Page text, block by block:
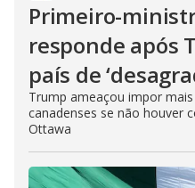
Primeiro-
responde após
país de
Trump ameaçou impor
canadenses se não houver
Ottawa